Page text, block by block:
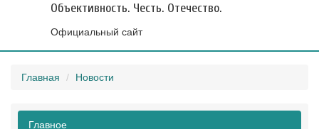
Объективность. Честь. Отечество.
Официальный сайт
Главная Новости
Главное